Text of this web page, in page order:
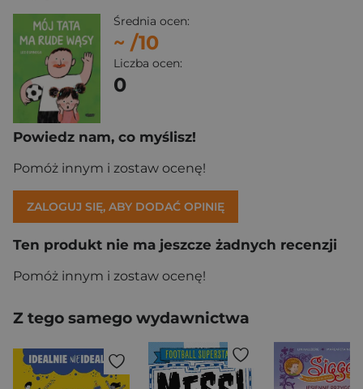
Średnia ocen:
~ /10
Liczba ocen:
0
Powiedz nam, co myślisz!
Pomóż innym i zostaw ocenę!
ZALOGUJ SIĘ, ABY DODAĆ OPINIĘ
Ten produkt nie ma jeszcze żadnych recenzji
Pomóż innym i zostaw ocenę!
Z tego samego wydawnictwa